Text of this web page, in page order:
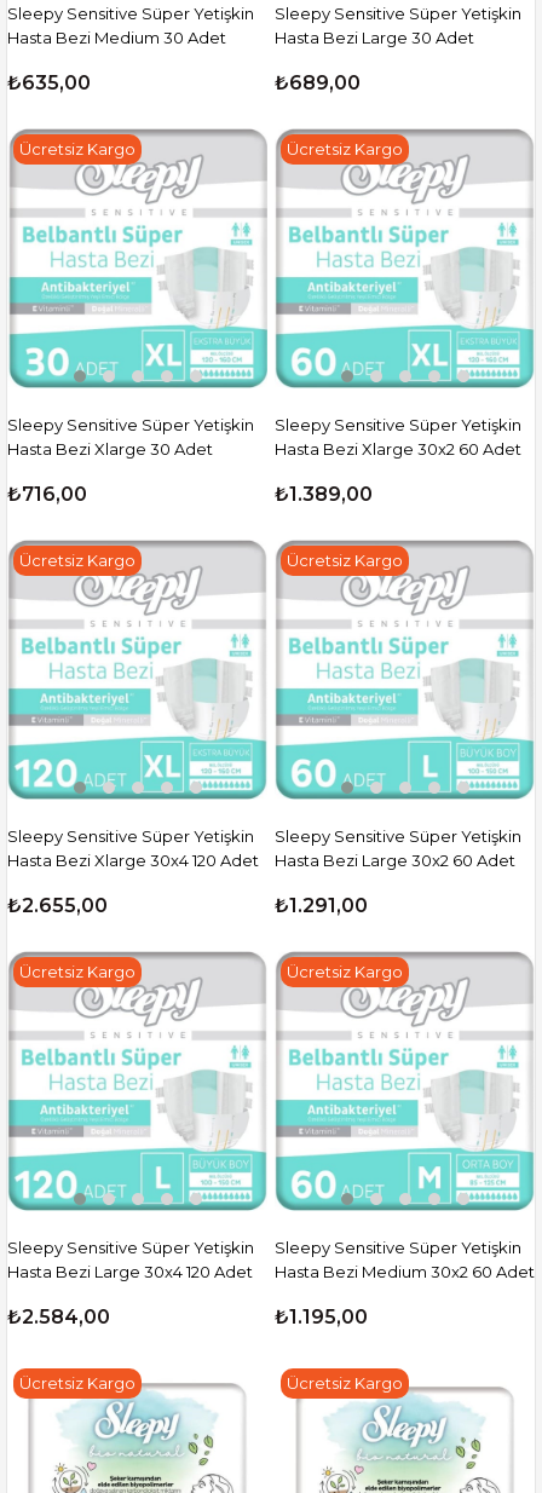
Sleepy Sensitive Süper Yetişkin
Hasta Bezi Medium 30 Adet
₺635,00
Sleepy Sensitive Süper Yetişkin
Hasta Bezi Large 30 Adet
₺689,00
Sleepy Sensitive Süper Yetişkin
Hasta Bezi Xlarge 30 Adet
₺716,00
Ücretsiz Kargo
Sleepy Sensitive Süper Yetişkin
Hasta Bezi Xlarge 30x2 60 Adet
₺1.389,00
Ücretsiz Kargo
Sleepy Sensitive Süper Yetişkin
Hasta Bezi Xlarge 30x4 120 Adet
₺2.655,00
Ücretsiz Kargo
Sleepy Sensitive Süper Yetişkin
Hasta Bezi Large 30x2 60 Adet
₺1.291,00
Ücretsiz Kargo
Sleepy Sensitive Süper Yetişkin
Hasta Bezi Large 30x4 120 Adet
₺2.584,00
Ücretsiz Kargo
Sleepy Sensitive Süper Yetişkin
Hasta Bezi Medium 30x2 60 Adet
₺1.195,00
Ücretsiz Kargo
Ücretsiz Kargo Ücretsiz Kargo